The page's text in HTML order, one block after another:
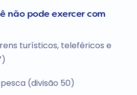
não pode exercer com
turísticos, teleféricos e
(divisão 50)